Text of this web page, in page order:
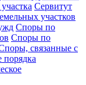
Сервитут
участков
Споры по
Споры по
связанные с
порядка